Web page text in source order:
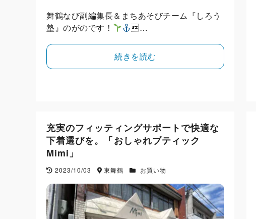
舞鶴なび副編集長＆まちあそびチーム『しろう
塾』のがのです！
…
続きを読む
充実のフィッティングサポートで快適な
下着選びを。「おしゃれブティック
Mimi」
2023/10/03 東舞鶴 お買い物